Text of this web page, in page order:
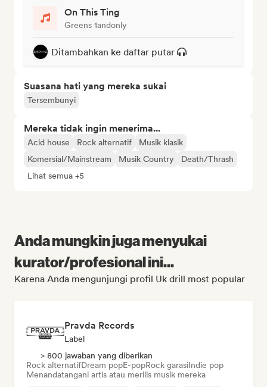
On This Ting
Greens 1andonly
Ditambahkan ke daftar putar
Suasana hati yang mereka sukai
Tersembunyi
Mereka tidak ingin menerima...
Acid house Rock alternatif
Musik klasik
Komersial/Mainstream
Musik Country
Death/Thrash
Lihat semua +5
Anda mungkin juga menyukai
kurator/profesional ini...
Karena Anda mengunjungi profil Uk drill most popular
Pravda Records
Label
> 800 jawaban yang diberikan
Rock alternatifDream popE-popRock garasiIndie pop
Menandatangani artis atau merilis musik mereka